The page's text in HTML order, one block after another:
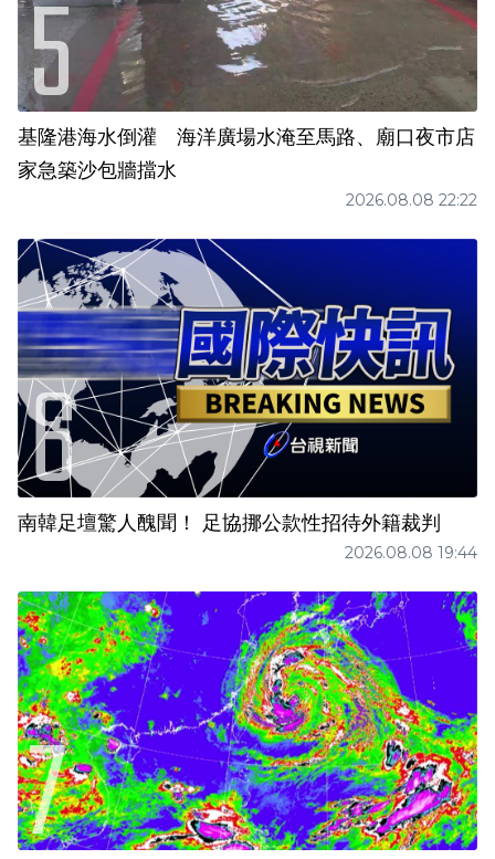
基隆港海水倒灌 海洋廣場水淹至馬路、廟口夜市店
家急築沙包牆擋水
2026.08.08 22:22
南韓足壇驚人醜聞！ 足協挪公款性招待外籍裁判
2026.08.08 19:44